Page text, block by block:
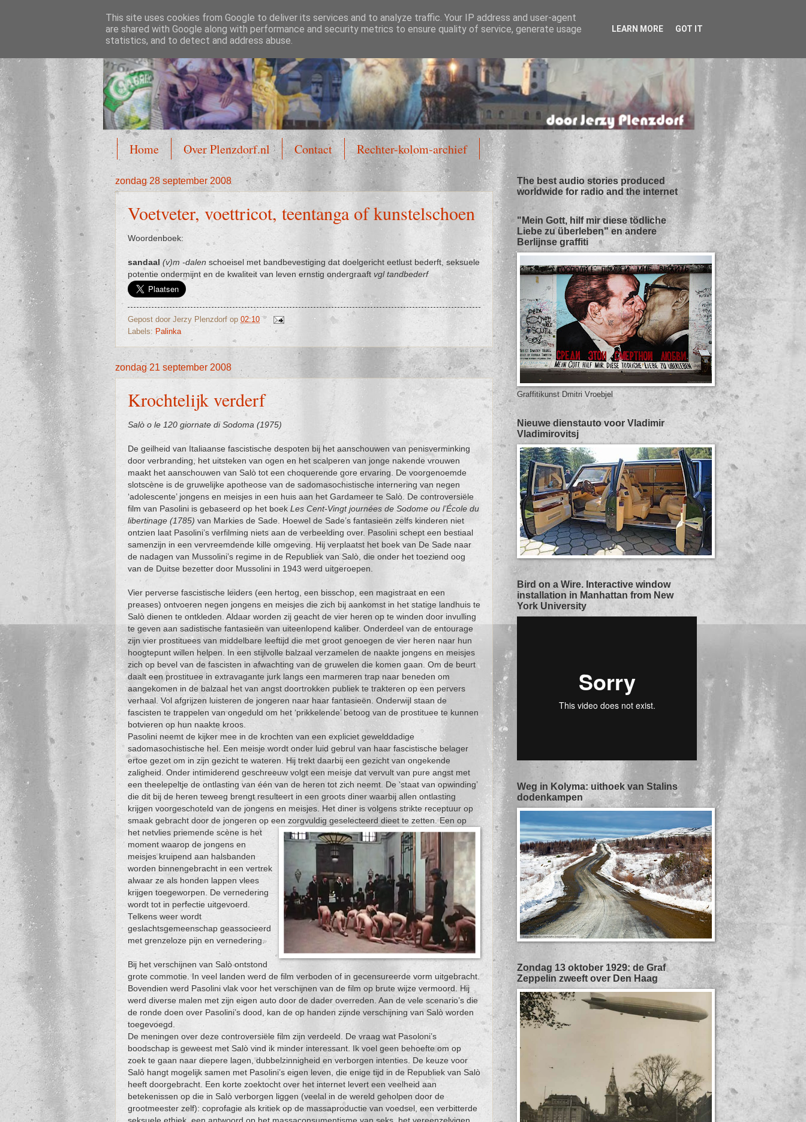
Plenzdorf.nl
Home Over Plenzdorf.nl Contact Rechter-kolom-archief
zondag 28 september 2008
Voetveter, voettricot, teentanga of kunstelschoen
Woordenboek:
sandaal (v)m -dalen schoeisel met bandbevestiging dat doelgericht eetlust bederft, seksuele
potentie ondermijnt en de kwaliteit van leven ernstig ondergraaft vgl tandbederf
Gepost door Jerzy Plenzdorf op 02:10
Labels:Palinka
zondag 21 september 2008
Krochtelijk verderf
Salò o le 120 giornate di Sodoma (1975)
De geilheid van Italiaanse fascistische despoten bij het aanschouwen van penisverminking
door verbranding, het uitsteken van ogen en het scalperen van jonge nakende vrouwen
maakt het aanschouwen van Salò tot een choquerende gore ervaring. De voorgenoemde
slotscène is de gruwelijke apotheose van de sadomasochistische internering van negen
‘adolescente’ jongens en meisjes in een huis aan het Gardameer te Salò. De controversiële
film van Pasolini is gebaseerd op het boek Les Cent-Vingt journées de Sodome ou l’École du
libertinage (1785) van Markies de Sade. Hoewel de Sade’s fantasieën zelfs kinderen niet
ontzien laat Pasolini’s verfilming niets aan de verbeelding over. Pasolini schept een bestiaal
samenzijn in een vervreemdende kille omgeving. Hij verplaatst het boek van De Sade naar
de nadagen van Mussolini’s regime in de Republiek van Salò, die onder het toeziend oog
van de Duitse bezetter door Mussolini in 1943 werd uitgeroepen.
Vier perverse fascistische leiders (een hertog, een bisschop, een magistraat en een
preases) ontvoeren negen jongens en meisjes die zich bij aankomst in het statige landhuis te
Salò dienen te ontkleden. Aldaar worden zij geacht de vier heren op te winden door invulling
te geven aan sadistische fantasieën van uiteenlopend kaliber. Onderdeel van de entourage
zijn vier prostituees van middelbare leeftijd die met groot genoegen de vier heren naar hun
hoogtepunt willen helpen. In een stijlvolle balzaal verzamelen de naakte jongens en meisjes
zich op bevel van de fascisten in afwachting van de gruwelen die komen gaan. Om de beurt
daalt een prostituee in extravagante jurk langs een marmeren trap naar beneden om
aangekomen in de balzaal het van angst doortrokken publiek te trakteren op een pervers
verhaal. Vol afgrijzen luisteren de jongeren naar haar fantasieën. Onderwijl staan de
fascisten te trappelen van ongeduld om het ‘prikkelende’ betoog van de prostituee te kunnen
botvieren op hun naakte kroos.
Pasolini neemt de kijker mee in de krochten van een expliciet gewelddadige
sadomasochistische hel. Een meisje wordt onder luid gebrul van haar fascistische belager
ertoe gezet om in zijn gezicht te wateren. Hij trekt daarbij een gezicht van ongekende
zaligheid. Onder intimiderend geschreeuw volgt een meisje dat vervult van pure angst met
een theelepeltje de ontlasting van één van de heren tot zich neemt. De ‘staat van opwinding’
die dit bij de heren teweeg brengt resulteert in een groots diner waarbij allen ontlasting
krijgen voorgeschoteld van de jongens en meisjes. Het diner is volgens strikte receptuur op
smaak gebracht door de jongeren op een zorgvuldig geselecteerd dieet te zetten.Een op
het netvlies priemende scène is het
moment waarop de jongens en
meisjes kruipend aan halsbanden
worden binnengebracht in een vertrek
alwaar ze als honden lappen vlees
krijgen toegeworpen. De vernedering
wordt tot in perfectie uitgevoerd.
Telkens weer wordt
geslachtsgemeenschap geassocieerd
met grenzeloze pijn en vernedering.
Bij het verschijnen van Salò ontstond
grote commotie. In veel landen werd de film verboden of in gecensureerde vorm uitgebracht.
Bovendien werd Pasolini vlak voor het verschijnen van de film op brute wijze vermoord. Hij
werd diverse malen met zijn eigen auto door de dader overreden. Aan de vele scenario’s die
de ronde doen over Pasolini’s dood, kan de op handen zijnde verschijning van Salò worden
toegevoegd.
De meningen over deze controversiële film zijn verdeeld. De vraag wat Pasoloni’s
boodschap is geweest met Salò vind ik minder interessant. Ik voel geen behoefte om op
zoek te gaan naar diepere lagen, dubbelzinnigheid en verborgen intenties. De keuze voor
Salò hangt mogelijk samen met Pasolini’s eigen leven, die enige tijd in de Republiek van Salò
heeft doorgebracht. Een korte zoektocht over het internet levert een veelheid aan
betekenissen op die in Salò verborgen liggen (veelal in de wereld geholpen door de
grootmeester zelf): coprofagie als kritiek op de massaproductie van voedsel, een verbitterde
The best audio stories produced
worldwide for radio and the internet
"Mein Gott, hilf mir diese tödliche
Liebe zu überleben" en andere
Berlijnse graffiti
Graffitikunst Dmitri Vroebjel
Nieuwe dienstauto voor Vladimir
Vladimirovitsj
Bird on a Wire. Interactive window
installation in Manhattan from New
York University
Weg in Kolyma: uithoek van Stalins
dodenkampen
Zondag 13 oktober 1929: de Graf
Zeppelin zweeft over Den Haag
This site uses cookies from Google to deliver its services and to analyze traffic. Your IP address and user-agent
are shared with Google along with performance and security metrics to ensure quality of service, generate usage
statistics, and to detect and address abuse.
LEARN MORE GOT IT